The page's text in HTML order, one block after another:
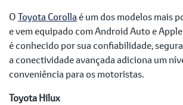
OToyota Corollaé um dos modelos mais
e vem equipado com Android Auto e Apple
é conhecido por sua confiabilidade,
a conectividade avançada adiciona um
conveniência para os motoristas.
Toyota Hilux